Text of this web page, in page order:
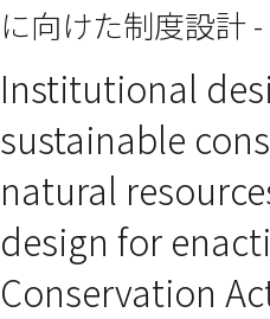
ドウで開きます）
ンドウで開きます）
ウインドウで開きます）
に向けた制度設計 -
Institutional
sustainable
natural
design for
Conservation